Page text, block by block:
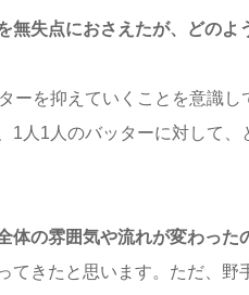
失点におさえたが、どのよ
ーを抑えていくことを意識し
人1人のバッターに対して、
の雰囲気や流れが変わった
きたと思います。ただ、野